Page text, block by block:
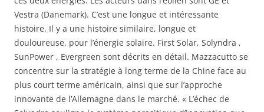
Vestra (Danemark). C’est une longue et intéressante
histoire. Il y a une histoire similaire, longue et
douloureuse, pour l’énergie solaire. First Solar, Solyndra ,
SunPower , Evergreen sont décrits en détail. Mazzacutto se
concentre sur la stratégie à long terme de la Chine face au
plus court terme américain, ainsi que sur l’approche
innovante de l’Allemagne dans le marché. « L’échec de